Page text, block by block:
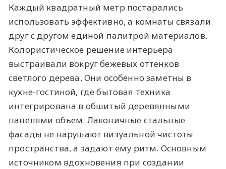
Каждый квадратный метр постарались
использовать эффективно, а комнаты связали
друг с другом единой палитрой материалов.
Колористическое решение интерьера
выстраивали вокруг бежевых оттенков
светлого дерева. Они особенно заметны в
кухне-гостиной, где бытовая техника
интегрирована в обшитый деревянными
панелями объем. Лаконичные стальные
фасады не нарушают визуальной чистоты
пространства, а задают ему ритм. Основным
источником вдохновения при создании